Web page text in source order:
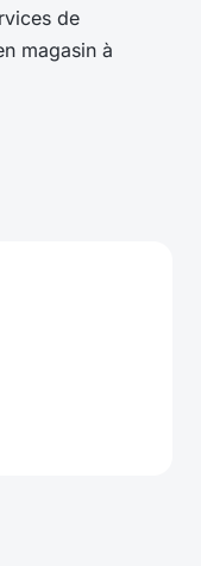
de
magasin à